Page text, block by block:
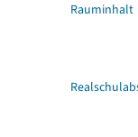
Rauminhalt